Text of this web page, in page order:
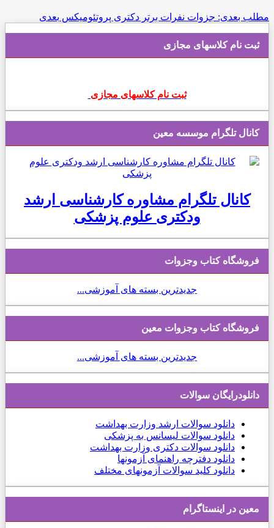
مطلب بعدی: جزوات نفرات برتر دکتری پروتئومیکس بعدی
ثبت نام کلاسهای مجازی
ثبت نام کلاسهای مجازی
کانال تلگرام موسسه معین
کانال تلگرام مشاوره کارشناسی ارشد
ودکتری علوم پزشکی
فروشگاه کتاب وجزوات
جدیدترین بسته های آموزشی...
فروشگاه کتاب وجزوات معین
جدیدترین بسته های آموزشی...
دانلودرایگان سوالات
دانلود سوالات ارشد وزارت بهداشت
دانلود سوالات لیسانس به پزشکی
دانلود سوالات دکتری وزارت بهداشت
دانلود دفترچه راهنمای آزمونها
دانلود کلید سوالات آزمونهای مختلف
معین در اینستاگرام